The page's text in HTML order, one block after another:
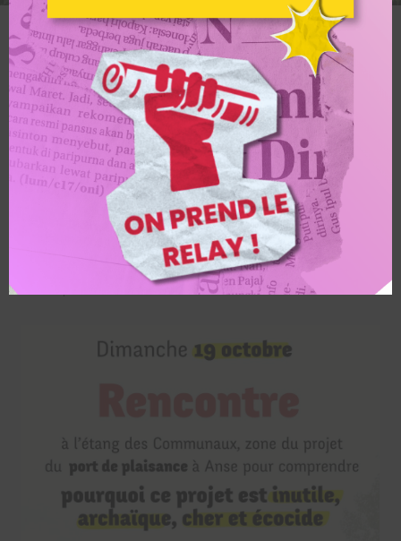
Stop au port de plaisance d’Anse ! : Image à la une
Groupe Alternatiba Villefranche
Stop au port de
plaisance d’Anse !
À quelques mois de l’enquête publique, la lutte contre le Grand
Projet Inutile du port de plaisance à Anse continue. Nous invitons
à un temps de rencontres sur le site.